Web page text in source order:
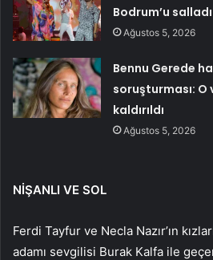
Bodrum’u salladı
Ağustos 5, 2026
Bennu Gerede
soruşturması: O
kaldırıldı
Ağustos 5, 2026
NİŞANLI VE SOL
Ferdi Tayfur ve Necla Nazır’ın
adamı sevgilisi Burak Kalfa ile